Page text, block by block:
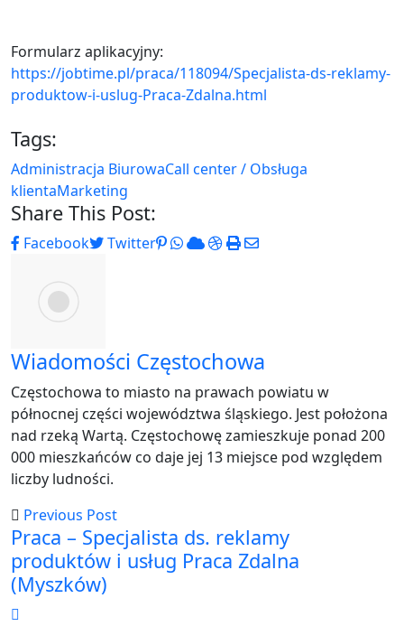
Formularz aplikacyjny:
https://jobtime.pl/praca/118094/Specjalista-ds-reklamy-
produktow-i-uslug-Praca-Zdalna.html
Tags:
Administracja BiurowaCall center / Obsługa
klientaMarketing
Share This Post:
Facebook Twitter Pinterest
Whatsapp
CloudStumbleUpon
PrintShare
Wiadomości Częstochowa
Częstochowa to miasto na prawach powiatu w
północnej części województwa śląskiego. Jest położona
nad rzeką Wartą. Częstochowę zamieszkuje ponad 200
000 mieszkańców co daje jej 13 miejsce pod względem
liczby ludności.
Previous Post
Praca – Specjalista ds. reklamy
produktów i usług Praca Zdalna
(Myszków)